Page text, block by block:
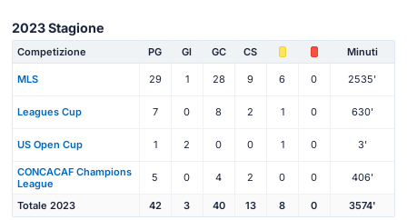
2023 Stagione
Competizione PG Gl GC CS Minuti
MLS 29 1 28 9 6 0 2535'
Leagues Cup 7 0 8 2 1 0 630'
US Open Cup 1 2 0 0 1 0 3'
CONCACAF Champions
League
5 0 4 2 0 0 406'
Totale 2023 42 3 40 13 8 0 3574'